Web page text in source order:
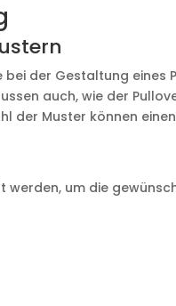
der Gestaltung eines
auch, wie der
der Muster können
um die